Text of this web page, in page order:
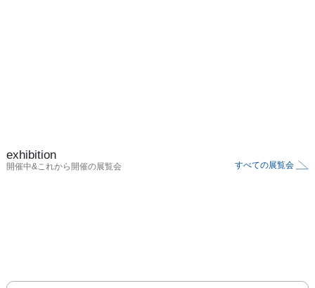
exhibition
開催中&これから開催の展覧会 すべての展覧会